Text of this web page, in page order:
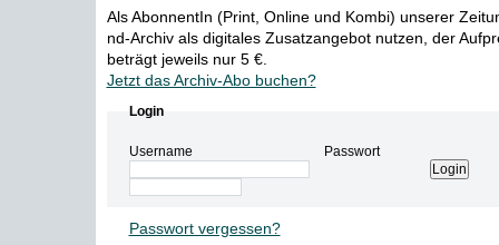
Als AbonnentIn (Print, Online und Kombi) unserer
nd-Archiv als digitales Zusatzangebot nutzen, der
beträgt jeweils nur 5 €.
Jetzt das Archiv-Abo buchen?
Login
Username Passwort
Passwort vergessen?